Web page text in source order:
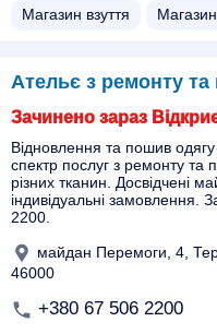
Магазин взуття
Ательє з ремонту
Зачинено зараз
Відновлення та пошив
спектр послуг з ремонту та
різних тканин. Досвідчені
індивідуальні
2200.
майдан Перемоги, 4,
46000
+380 67 506 2200